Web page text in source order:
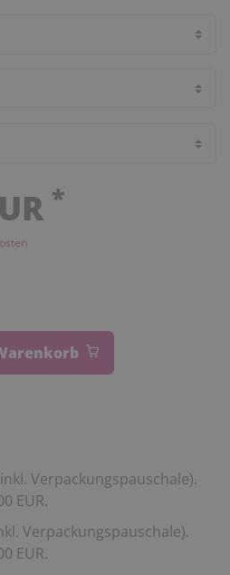
*
Verpackungspauschale).
EUR.
Verpackungspauschale).
EUR.